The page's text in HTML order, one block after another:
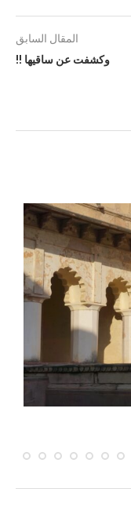
المقال السابق
وكشفت عن ساقيها !!